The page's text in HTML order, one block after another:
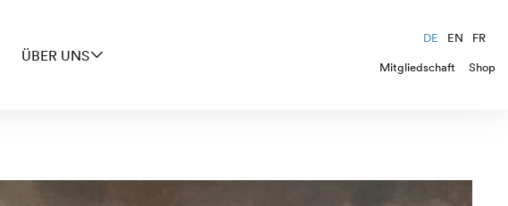
ÜBER UNS
DE EN
FR
Mitgliedschaft
Shop